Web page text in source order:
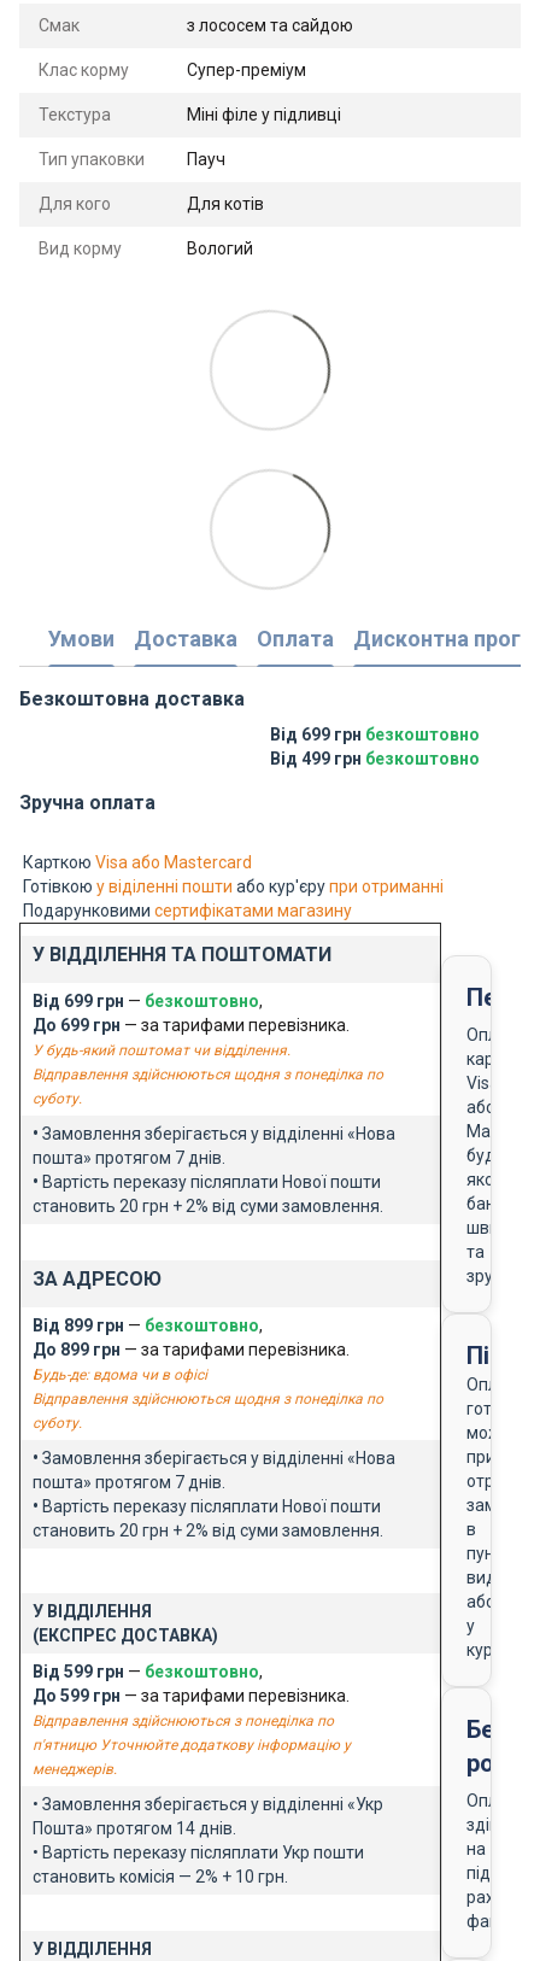
Смак з лососем та сайдою
Клас корму Супер-преміум
Текстура Міні філе у підливці
Тип упаковки Пауч
Для кого Для котів
Вид корму Вологий
Умови Доставка Оплата Дисконтна
Безкоштовна доставка
Від 699 грн безкоштовно
Від 499 грн безкоштовно
Зручна оплата
Карткою Visa або Mastercard
Готівкою у віділенні пошти або кур'єрупри отриманні
Подарунковими сертифікатами магазину
У ВІДДІЛЕННЯ ТА ПОШТОМАТИ
Від 699 грн — безкоштовно,
До 699 грн — за тарифами перевізника.
У будь-який поштомат чи відділення.
Відправлення здійснюються щодня з понеділка по
суботу.
• Замовлення зберігається у відділенні «Нова
пошта» протягом 7 днів.
• Вартість переказу післяплати Нової пошти
становить 20 грн + 2% від суми замовлення.
ЗА АДРЕСОЮ
Від 899 грн — безкоштовно,
До 899 грн — за тарифами перевізника.
Будь-де: вдома чи в офісі
Відправлення здійснюються щодня з понеділка по
суботу.
• Замовлення зберігається у відділенні «Нова
пошта» протягом 7 днів.
• Вартість переказу післяплати Нової пошти
становить 20 грн + 2% від суми замовлення.
У ВІДДІЛЕННЯ
(ЕКСПРЕС ДОСТАВКА)
Від 599 грн — безкоштовно,
До 599 грн — за тарифами перевізника.
Відправлення здійснюються з понеділка по
п'ятницю Уточнюйте додаткову інформацію у
менеджерів.
• Замовлення зберігається у відділенні «Укр
Пошта» протягом 14 днів.
• Вартість переказу післяплати Укр пошти
становить комісія — 2% + 10 грн.
У ВІДДІЛЕННЯ
Оплата
карткою
Visa
або
будь-
якого
банку
швидко
та
зручно
Оплата
готівкою
можлива
при
в
пункті
видачі
або
у
кур'єра
Оплата
на
підставі
рахунку-
фактури